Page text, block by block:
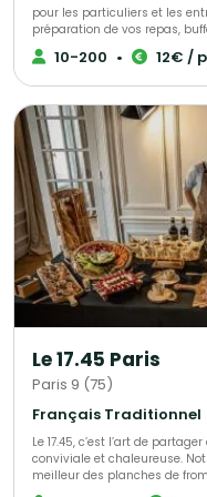
pour les particuliers et les entreprises : Nous
préparation de vos repas,
d'entrepises, ou simplement
votre lieu de travail ou de
Notre cuisine authentique
gourmet. N'hésitez pas à faire appel à
demandes de dernières
tel que : anniversaire
10-200 • 12€ /
Le 17.45 Paris
Paris 9 (75)
Français Traditionnel
Le 17.45, c’est l’art de
conviviale et chaleureuse.
meilleur des planches de
de produits français, locaux et